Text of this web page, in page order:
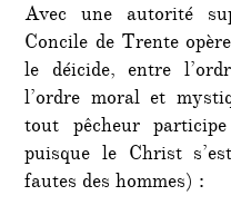
Avec une autorité
Concile de Trente
le déicide, entre
l’ordre moral et
tout pêcheur
puisque le Christ
fautes des hommes) :